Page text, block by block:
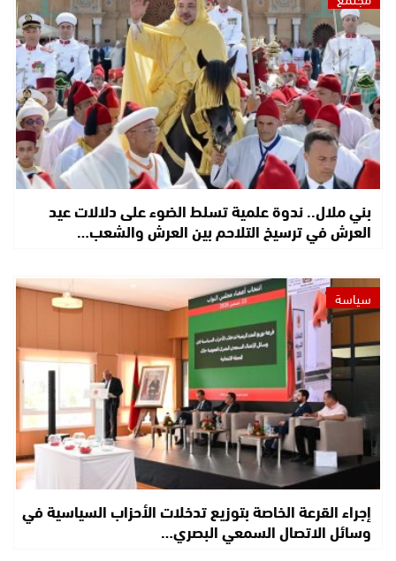
بني ملال.. ندوة علمية تسلط الضوء على دلالات عيد
العرش في ترسيخ التلاحم بين العرش والشعب…
سياسة
إجراء القرعة الخاصة بتوزيع تدخلات الأحزاب السياسية في
وسائل الاتصال السمعي البصري…